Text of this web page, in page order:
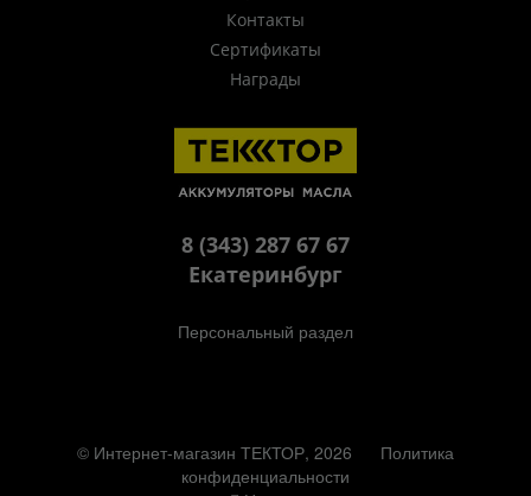
Контакты
Сертификаты
Награды
8 (343) 287 67 67
Екатеринбург
Персональный раздел
© Интернет-магазин ТЕКТОР, 2026
Политика
конфиденциальности